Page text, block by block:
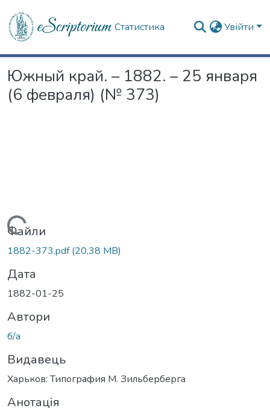
Статистика Увійти
Южный край. – 1882. – 25 января
(6 февраля) (№ 373)
Вантажиться...
Файли
1882-373.pdf(20,38 MB)
Дата
1882-01-25
Автори
б/а
Видавець
Харьков: Типография М. Зильберберга
Анотація